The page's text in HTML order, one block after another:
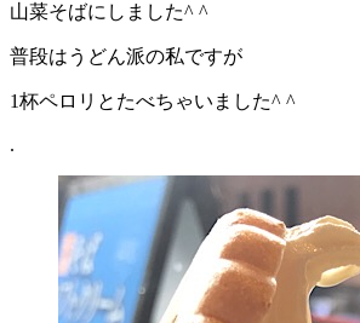
山菜そばにしました^ ^
普段はうどん派の私ですが
1杯ペロリとたべちゃいました^ ^
.